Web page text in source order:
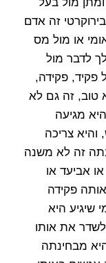
זה אדם
או מול מס
לדבר מול
פקיד, פקידה,
טוב, זה גם לא
מגיעה
צריכה
זה לא משנה
אביעד או
פקידה
שיגיע היא
את אותו
מבחינתה